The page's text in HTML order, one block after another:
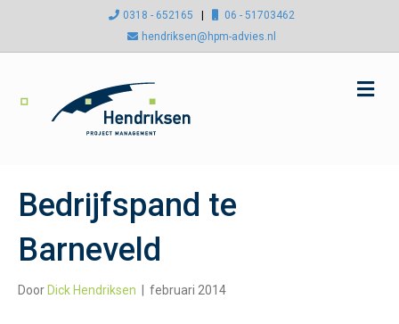
0318 - 652165
06 - 51703462
hendriksen@hpm-advies.nl
M
e
Bedrijfspand te
Barneveld
Door Dick Hendriksen februari 2014